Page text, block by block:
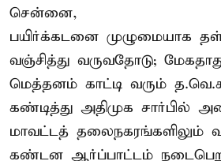
சென்னை,
பயிர்க்கடனை முழுமையாக
வஞ்சித்து வருவதோடு;
மெத்தனம் காட்டி வரும்
கண்டித்து அதிமுக சார்பில்
மாவட்டத் தலைநகரங்களிலும்
கண்டன ஆர்ப்பாட்டம்